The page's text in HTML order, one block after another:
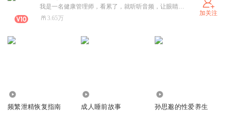
我是一名健康管理师，看累了，就听听音频，让眼睛休息一下。
3.65万
加关注
频繁泄精恢复指南 成人睡前故事 孙思邈的性爱养生